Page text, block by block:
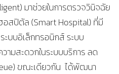
มาช่วยในการตรวจวินิจฉัย
อสปิตัล (Smart Hospital) ที่มี
ะบบอิเล็กทรอนิกส์ ระบบ
ามสะดวกในระบบบริการ ลด
ขณะเดียวกัน ได้พัฒนา